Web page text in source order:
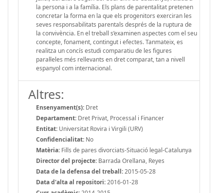
la persona i a la família. Els plans de parentalitat pretenen
concretar la forma en la que els progenitors exerciran les
seves responsabilitats parentals després de la ruptura de
la convivència. En el treball s’examinen aspectes com el seu
concepte, fonament, contingut i efectes. Tanmateix, es
realitza un concís estudi comparatiu de les figures
paral·leles més rellevants en dret comparat, tan a nivell
espanyol com internacional.
Altres:
Ensenyament(s): Dret
Departament: Dret Privat, Processal i Financer
Entitat: Universitat Rovira i Virgili (URV)
Confidencialitat: No
Matèria: Fills de pares divorciats-Situació legal-Catalunya
Director del projecte: Barrada Orellana, Reyes
Data de la defensa del treball:2015-05-28
Data d'alta al repositori:2016-01-28